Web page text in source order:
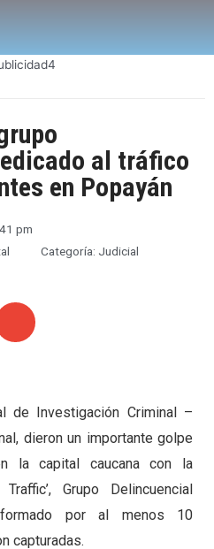
al tráfico
en Popayán
pm
Categoría: Judicial
de Investigación Criminal –
dieron un importante golpe
la capital caucana con la
Grupo Delincuencial
por al menos 10
capturadas.